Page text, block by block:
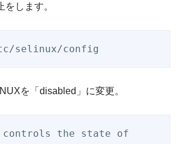
します。
selinux/config
を「disabled」に変更。
the state of